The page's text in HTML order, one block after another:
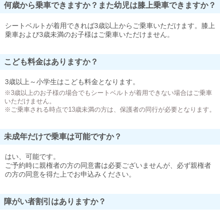
何歳から乗車できますか？また幼児は膝上乗車できますか？
シートベルトが着用できれば3歳以上からご乗車いただけます。膝上
乗車および3歳未満のお子様はご乗車いただけません。
こども料金はありますか？
3歳以上～小学生はこども料金となります。
※3歳以上のお子様の場合でもシートベルトが着用できない場合はご乗車
いただけません。
※ご乗車される時点で13歳未満の方は、保護者の同行が必要となります。
未成年だけで乗車は可能ですか？
はい、可能です。
ご予約時に親権者の方の同意書は必要ございませんが、必ず親権者
の方の同意を得た上でお申込みください。
障がい者割引はありますか？